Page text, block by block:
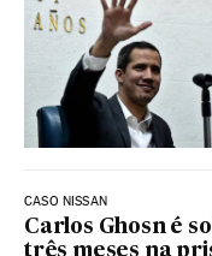
CASO NISSAN
Carlos Ghosn é
três meses na